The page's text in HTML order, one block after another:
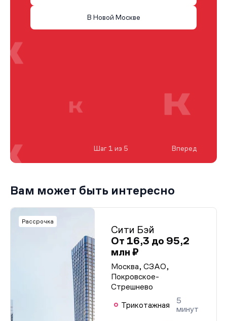
В Новой Москве
Шаг 1 из 5 Вперед
Вам может быть интересно
Рассрочка
Сити Бэй
От 16,3 до 95,2
млн ₽
Москва, СЗАО,
Покровское-
Стрешнево
Трикотажная
5
минут